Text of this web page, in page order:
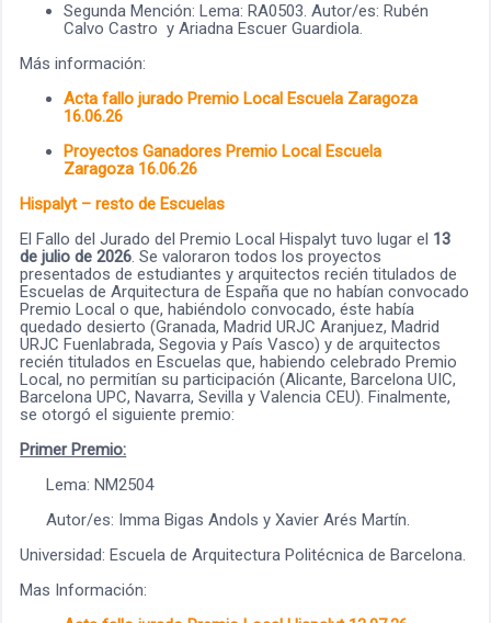
Segunda Mención: Lema: RA0503. Autor/es: Rubén
Calvo Castro y Ariadna Escuer Guardiola.
Más información:
Acta fallo jurado Premio Local Escuela Zaragoza
16.06.26
Proyectos Ganadores Premio Local Escuela
Zaragoza 16.06.26
Hispalyt – resto de Escuelas
El Fallo del Jurado del Premio Local Hispalyt tuvo lugar el 13
de julio de 2026. Se valoraron todos los proyectos
presentados de estudiantes y arquitectos recién titulados de
Escuelas de Arquitectura de España que no habían convocado
Premio Local o que, habiéndolo convocado, éste había
quedado desierto (Granada, Madrid URJC Aranjuez, Madrid
URJC Fuenlabrada, Segovia y País Vasco) y de arquitectos
recién titulados en Escuelas que, habiendo celebrado Premio
Local, no permitían su participación (Alicante, Barcelona UIC,
Barcelona UPC, Navarra, Sevilla y Valencia CEU). Finalmente,
se otorgó el siguiente premio:
Primer Premio:
Lema: NM2504
Autor/es: Imma Bigas Andols y Xavier Arés Martín.
Universidad: Escuela de Arquitectura Politécnica de Barcelona.
Mas Información: